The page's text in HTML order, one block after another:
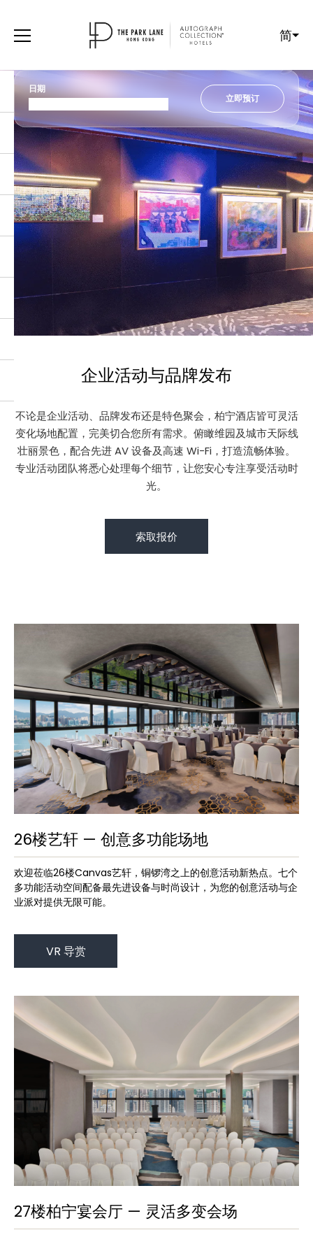
简
日期
立即预订
企业活动与品牌发布
不论是企业活动、品牌发布还是特色聚会，柏宁酒店皆可灵活
变化场地配置，完美切合您所有需求。俯瞰维园及城市天际线
壮丽景色，配合先进 AV 设备及高速 Wi-Fi，打造流畅体验。
专业活动团队将悉心处理每个细节，让您安心专注享受活动时
光。
索取报价
26楼艺轩 — 创意多功能场地
欢迎莅临26楼Canvas艺轩，铜锣湾之上的创意活动新热点。七个
多功能活动空间配备最先进设备与时尚设计，为您的创意活动与企
业派对提供无限可能。
VR 导赏
27楼柏宁宴会厅 — 灵活多变会场